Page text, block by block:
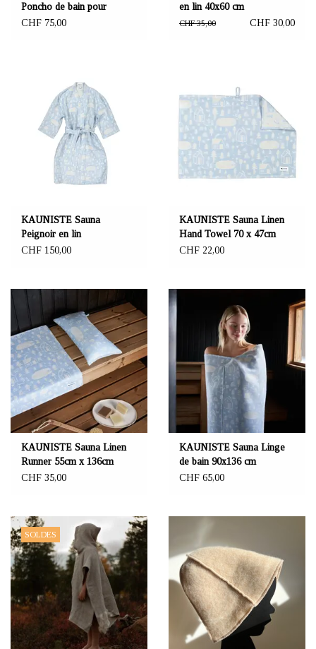
Poncho de bain pour
enfants "Sleepy forest"
CHF 75,00
en lin 40x60 cm
CHF 35,00 CHF 30,00
KAUNISTE Sauna
Peignoir en lin
CHF 150,00
KAUNISTE Sauna Linen
Hand Towel 70 x 47cm
CHF 22,00
KAUNISTE Sauna Linen
Runner 55cm x 136cm
CHF 35,00
KAUNISTE Sauna Linge
de bain 90x136 cm
CHF 65,00
SOLDES